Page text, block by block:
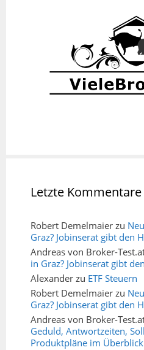
Letzte Kommentare
Robert Demelmaier zu
Graz? Jobinserat gibt den
Andreas von Broker-
in Graz? Jobinserat gibt
Alexander zu ETF Steuern
Robert Demelmaier zu
Graz? Jobinserat gibt den
Andreas von Broker-
Geduld, Antwortzeiten,
Produktpläne im Überblick